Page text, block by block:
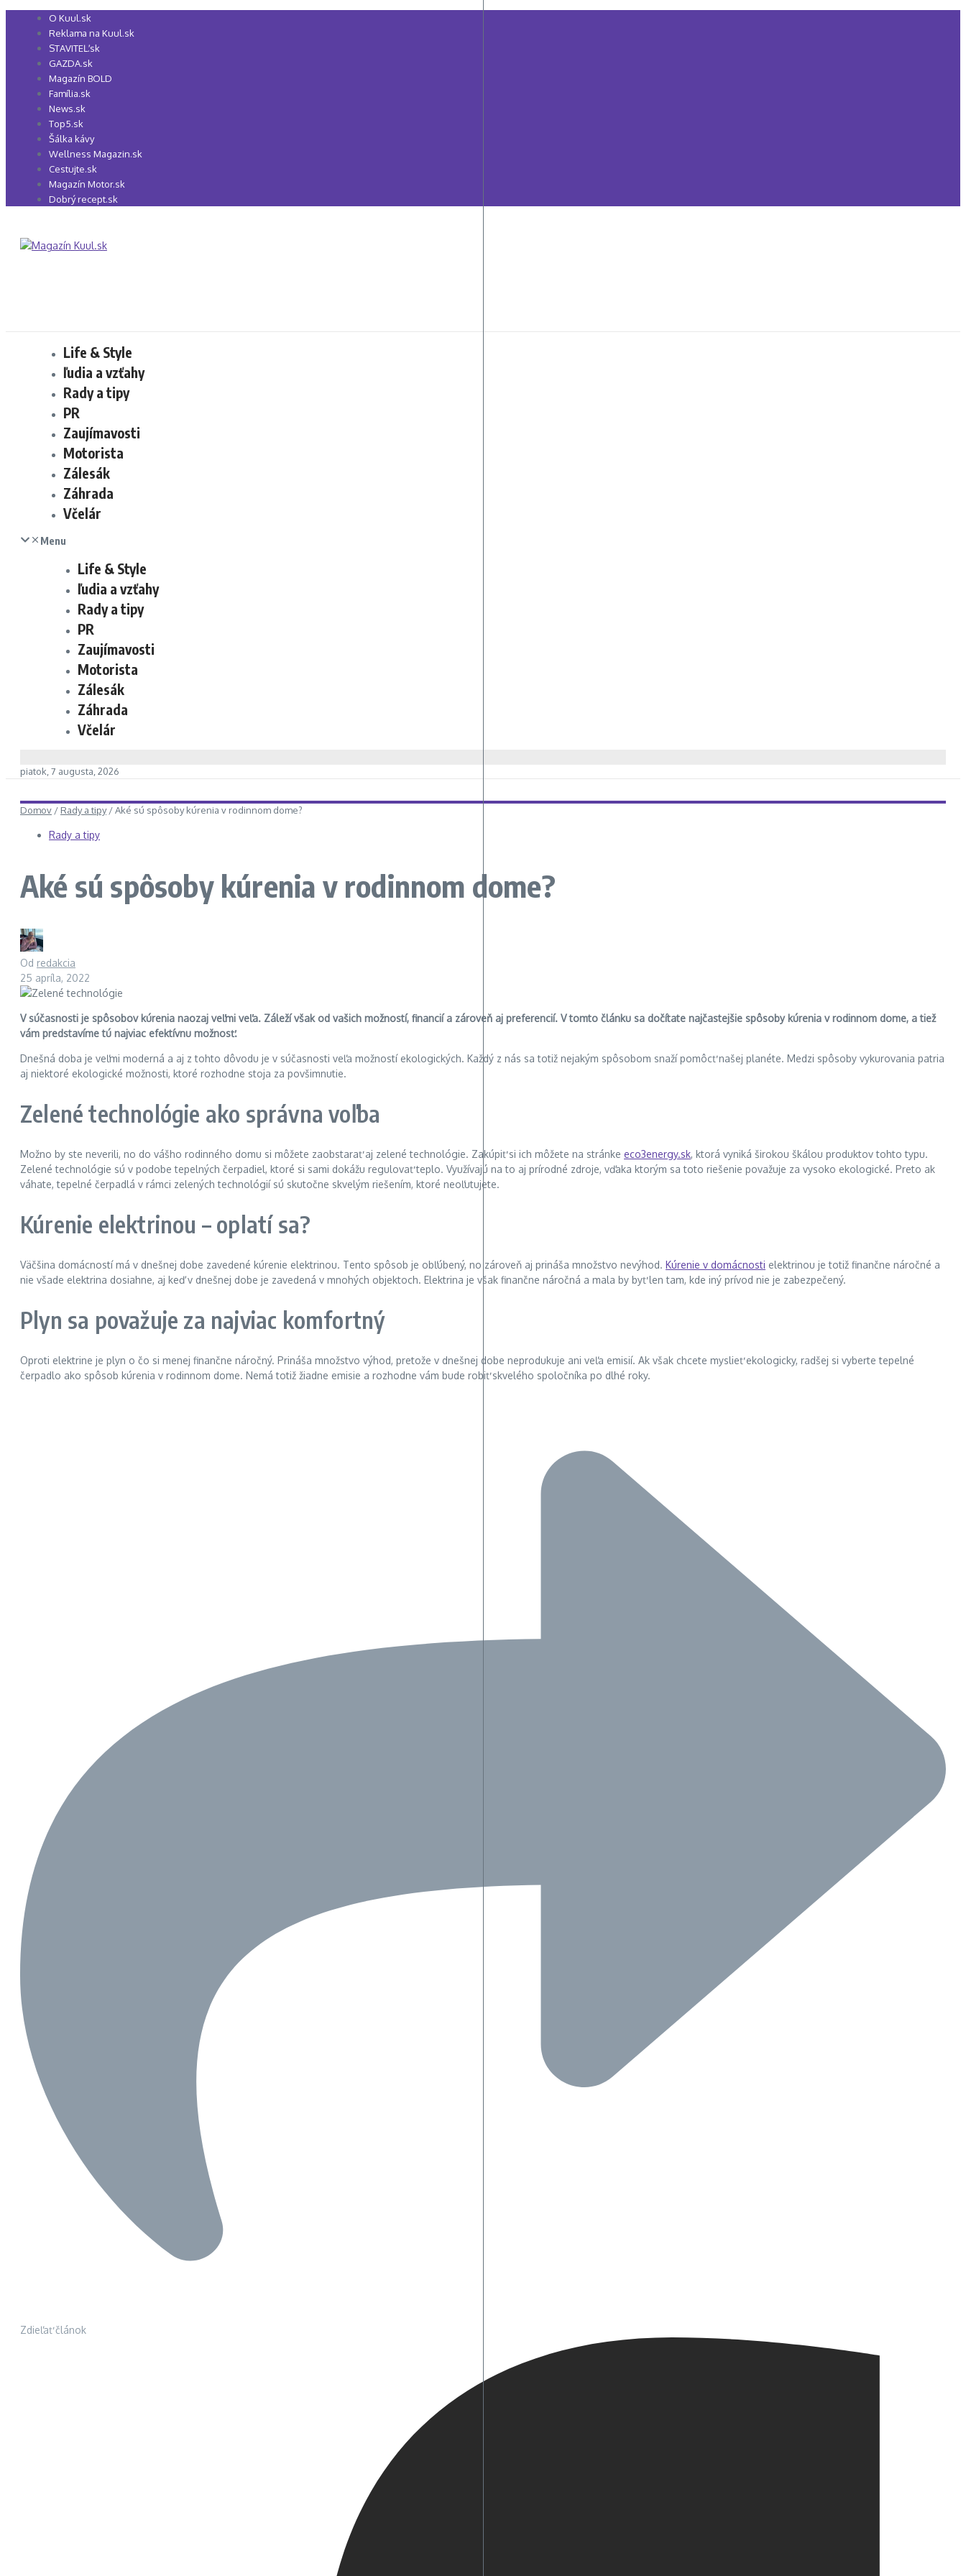
Preskočiť
O Kuul.sk
Reklama na Kuul.sk
STAVITEĽ.sk
GAZDA.sk
Magazín BOLD
Família.sk
News.sk
Top5.sk
Šálka kávy
Wellness Magazin.sk
Cestujte.sk
Magazín Motor.sk
Dobrý recept.sk
Life & Style
ľudia a vzťahy
Rady a tipy
PR
Zaujímavosti
Motorista
Zálesák
Záhrada
Včelár
Menu
Life & Style
ľudia a vzťahy
Rady a tipy
PR
Zaujímavosti
Motorista
Zálesák
Záhrada
Včelár
piatok, 7 augusta, 2026
Domov / Rady a tipy/Aké sú spôsoby kúrenia v rodinnom dome?
Rady a tipy
Aké sú spôsoby kúrenia v rodinnom dome?
Od redakcia
25 apríla, 2022
V súčasnosti je spôsobov kúrenia naozaj veľmi veľa. Záleží však od vašich možností, financií a zároveň aj preferencií. V tomto článku sa dočítate najčastejšie spôsoby kúrenia v rodinnom dome, a tiež
vám predstavíme tú najviac efektívnu možnosť.
Dnešná doba je veľmi moderná a aj z tohto dôvodu je v súčasnosti veľa možností ekologických. Každý z nás sa totiž nejakým spôsobom snaží pomôcť našej planéte. Medzi spôsoby vykurovania patria
aj niektoré ekologické možnosti, ktoré rozhodne stoja za povšimnutie.
Zelené technológie ako správna voľba
Možno by ste neverili, no do vášho rodinného domu si môžete zaobstarať aj zelené technológie. Zakúpiť si ich môžete na stránke eco3energy.sk, ktorá vyniká širokou škálou produktov tohto typu.
Zelené technológie sú v podobe tepelných čerpadiel, ktoré si sami dokážu regulovať teplo. Využívajú na to aj prírodné zdroje, vďaka ktorým sa toto riešenie považuje za vysoko ekologické. Preto ak
váhate, tepelné čerpadlá v rámci zelených technológií sú skutočne skvelým riešením, ktoré neoľutujete.
Kúrenie elektrinou – oplatí sa?
Väčšina domácností má v dnešnej dobe zavedené kúrenie elektrinou. Tento spôsob je obľúbený, no zároveň aj prináša množstvo nevýhod. Kúrenie v domácnosti elektrinou je totiž finančne náročné a
nie všade elektrina dosiahne, aj keď v dnešnej dobe je zavedená v mnohých objektoch. Elektrina je však finančne náročná a mala by byť len tam, kde iný prívod nie je zabezpečený.
Plyn sa považuje za najviac komfortný
Oproti elektrine je plyn o čo si menej finančne náročný. Prináša množstvo výhod, pretože v dnešnej dobe neprodukuje ani veľa emisií. Ak však chcete myslieť ekologicky, radšej si vyberte tepelné
čerpadlo ako spôsob kúrenia v rodinnom dome. Nemá totiž žiadne emisie a rozhodne vám bude robiť skvelého spoločníka po dlhé roky.
Zdieľať článok